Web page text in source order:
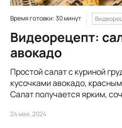
Время готовки: 30 минут
Видеорецепт:
авокадо
Простой салат с куриной
кусочками авокадо,
Салат получается ярким,
24 мая, 2024